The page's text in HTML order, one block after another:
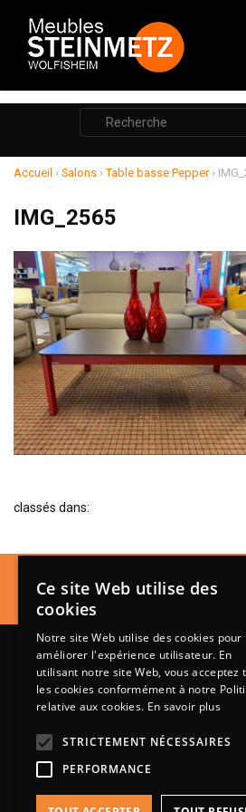
CHAMBRES
CADRES DE LITS
ARMOIRES
RANGEMENTS
SALONS
RELAXATION
MEUBLE TV
POUF
BIBLIOTHÈQUE
TABLE BASSE
TABLES
BAHUT
CONVERTIBLE
LITS RELEVABLES
CADRES DE LIT
Rechercher
:
Accueil › Salons ›Table basse Pepper›
IMG_2565
classés dans:
Un produit vous
intéresse ?
Lundi de 14h à 18h30
Mardi à vendredi de 9h à 12h et
Ce site Web utilise des
cookies
Notre site Web utilise des cookies pour
améliorer l'expérience utilisateur. En
utilisant notre site Web, vous acceptez
les cookies conformément à notre
relative aux cookies. En savoir plus
STRICTEMENT NÉCESSAIRES
PERFORMANCE